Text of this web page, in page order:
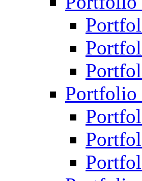
Portfolio